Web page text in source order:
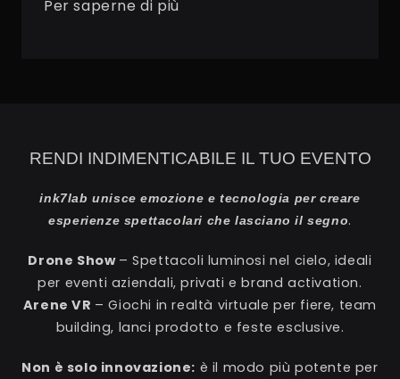
Per saperne di più
RENDI INDIMENTICABILE IL TUO EVENTO
ink7lab unisce emozione e tecnologia per creare
esperienze spettacolari che lasciano il segno.
Drone Show – Spettacoli luminosi nel cielo, ideali
per eventi aziendali, privati e brand activation.
Arene VR – Giochi in realtà virtuale per fiere, team
building, lanci prodotto e feste esclusive.
Non è solo innovazione: è il modo più potente per